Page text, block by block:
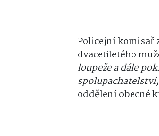
Policejní komisař
dvacetiletého
loupeže a dále
oddělení obecné